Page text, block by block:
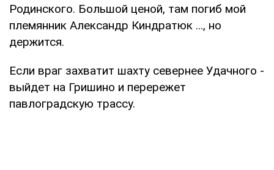
Родинского. Большой ценой, там погиб мой
племянник Александр Киндратюк ..., но
держится.
Если враг захватит шахту севернее Удачного -
выйдет на Гришино и перережет
павлоградскую трассу.